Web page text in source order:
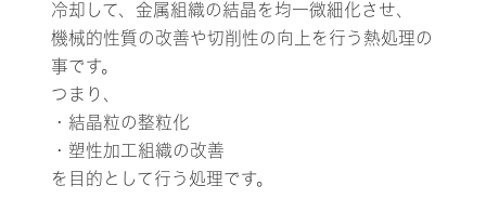
冷却して、金属組織の結晶を均一微細化させ、
機械的性質の改善や切削性の向上を行う熱処理の
事です。
つまり、
・結晶粒の整粒化
・塑性加工組織の改善
を目的として行う処理です。